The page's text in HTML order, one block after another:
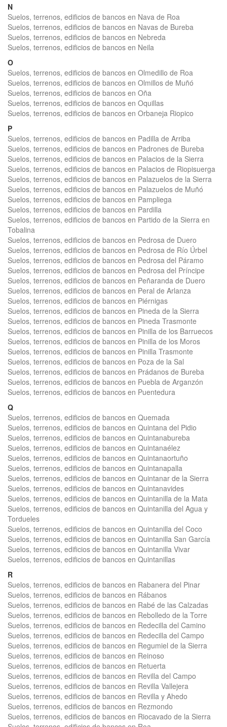
N
Suelos, terrenos, edificios de bancos en Nava de Roa
Suelos, terrenos, edificios de bancos en Navas de Bureba
Suelos, terrenos, edificios de bancos en Nebreda
Suelos, terrenos, edificios de bancos en Neila
O
Suelos, terrenos, edificios de bancos en Olmedillo de Roa
Suelos, terrenos, edificios de bancos en Olmillos de Muñó
Suelos, terrenos, edificios de bancos en Oña
Suelos, terrenos, edificios de bancos en Oquillas
Suelos, terrenos, edificios de bancos en Orbaneja Riopico
P
Suelos, terrenos, edificios de bancos en Padilla de Arriba
Suelos, terrenos, edificios de bancos en Padrones de Bureba
Suelos, terrenos, edificios de bancos en Palacios de la Sierra
Suelos, terrenos, edificios de bancos en Palacios de Riopisuerga
Suelos, terrenos, edificios de bancos en Palazuelos de la Sierra
Suelos, terrenos, edificios de bancos en Palazuelos de Muñó
Suelos, terrenos, edificios de bancos en Pampliega
Suelos, terrenos, edificios de bancos en Pardilla
Suelos, terrenos, edificios de bancos en Partido de la Sierra en
Tobalina
Suelos, terrenos, edificios de bancos en Pedrosa de Duero
Suelos, terrenos, edificios de bancos en Pedrosa de Río Úrbel
Suelos, terrenos, edificios de bancos en Pedrosa del Páramo
Suelos, terrenos, edificios de bancos en Pedrosa del Príncipe
Suelos, terrenos, edificios de bancos en Peñaranda de Duero
Suelos, terrenos, edificios de bancos en Peral de Arlanza
Suelos, terrenos, edificios de bancos en Piérnigas
Suelos, terrenos, edificios de bancos en Pineda de la Sierra
Suelos, terrenos, edificios de bancos en Pineda Trasmonte
Suelos, terrenos, edificios de bancos en Pinilla de los Barruecos
Suelos, terrenos, edificios de bancos en Pinilla de los Moros
Suelos, terrenos, edificios de bancos en Pinilla Trasmonte
Suelos, terrenos, edificios de bancos en Poza de la Sal
Suelos, terrenos, edificios de bancos en Prádanos de Bureba
Suelos, terrenos, edificios de bancos en Puebla de Arganzón
Suelos, terrenos, edificios de bancos en Puentedura
Q
Suelos, terrenos, edificios de bancos en Quemada
Suelos, terrenos, edificios de bancos en Quintana del Pidio
Suelos, terrenos, edificios de bancos en Quintanabureba
Suelos, terrenos, edificios de bancos en Quintanaélez
Suelos, terrenos, edificios de bancos en Quintanaortuño
Suelos, terrenos, edificios de bancos en Quintanapalla
Suelos, terrenos, edificios de bancos en Quintanar de la Sierra
Suelos, terrenos, edificios de bancos en Quintanavides
Suelos, terrenos, edificios de bancos en Quintanilla de la Mata
Suelos, terrenos, edificios de bancos en Quintanilla del Agua y
Tordueles
Suelos, terrenos, edificios de bancos en Quintanilla del Coco
Suelos, terrenos, edificios de bancos en Quintanilla San García
Suelos, terrenos, edificios de bancos en Quintanilla Vivar
Suelos, terrenos, edificios de bancos en Quintanillas
R
Suelos, terrenos, edificios de bancos en Rabanera del Pinar
Suelos, terrenos, edificios de bancos en Rábanos
Suelos, terrenos, edificios de bancos en Rabé de las Calzadas
Suelos, terrenos, edificios de bancos en Rebolledo de la Torre
Suelos, terrenos, edificios de bancos en Redecilla del Camino
Suelos, terrenos, edificios de bancos en Redecilla del Campo
Suelos, terrenos, edificios de bancos en Regumiel de la Sierra
Suelos, terrenos, edificios de bancos en Reinoso
Suelos, terrenos, edificios de bancos en Retuerta
Suelos, terrenos, edificios de bancos en Revilla del Campo
Suelos, terrenos, edificios de bancos en Revilla Vallejera
Suelos, terrenos, edificios de bancos en Revilla y Ahedo
Suelos, terrenos, edificios de bancos en Rezmondo
Suelos, terrenos, edificios de bancos en Riocavado de la Sierra